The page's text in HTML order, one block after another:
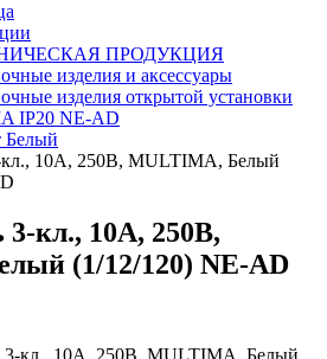
ПРОДУКЦИЯ
изделия и аксессуары
изделия открытой установки
IP20 NE-AD
Белый
10А, 250В, MULTIMA, Белый
кл., 10А, 250В,
(1/12/120) NE-AD